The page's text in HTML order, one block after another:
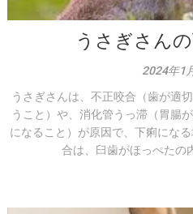
うさぎさん
2024年1
うさぎさんは、不正咬合（歯が適
うこと）や、消化管うっ滞（胃腸
になること）が原因で、下痢にな
合は、臼歯がほっぺたの